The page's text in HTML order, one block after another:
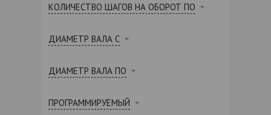
КОЛИЧЕСТВО ШАГОВ НА ОБОРОТ ПО
ДИАМЕТР ВАЛА С
ДИАМЕТР ВАЛА ПО
ПРОГРАММИРУЕМЫЙ